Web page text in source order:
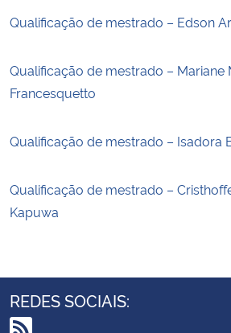
Qualificação de mestrado – Edson
Qualificação de mestrado – Mariane
Francesquetto
Qualificação de mestrado – Isadora
Qualificação de mestrado –
Kapuwa
REDES SOCIAIS: